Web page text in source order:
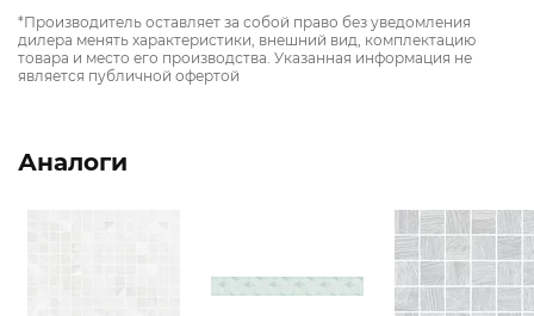
*Производитель оставляет за собой право без уведомления
дилера менять характеристики, внешний вид, комплектацию
товара и место его производства. Указанная информация не
является публичной офертой
Аналоги